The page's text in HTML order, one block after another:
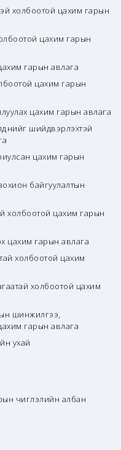
холбоотой цахим гарын
цахим гарын
цахим гарын авлага
цахим гарын
цахим гарын авлага
шийдвэрлэхтэй
цахим гарын
байгуулалтын
холбоотой цахим гарын
цахим гарын авлага
холбоотой цахим
холбоотой цахим
шинжилгээ,
гарын авлага
ухай
чиглэлийн албан